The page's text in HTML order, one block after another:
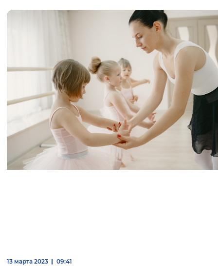
13 марта 2023 09:41